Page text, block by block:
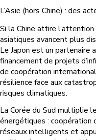
L’Asie (hors Chine) : des
Si la Chine attire
asiatiques avancent plus
Le Japon est un partenaire
financement de projets
de coopération
résilience face aux
risques climatiques.
La Corée du Sud multiplie
énergétiques :
réseaux intelligents et